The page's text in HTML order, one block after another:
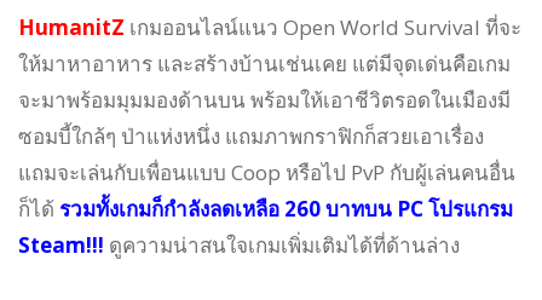
HumanitZ เกมออนไลน์แนว Open World Survival ที่จะ
ให้มาหาอาหาร และสร้างบ้านเช่นเคย แต่มีจุดเด่นคือเกม
จะมาพร้อมมุมมองด้านบน พร้อมให้เอาชีวิตรอดในเมืองมี
ซอมบี้ใกล้ๆ ป่าแห่งหนึ่ง แถมภาพกราฟิกก็สวยเอาเรื่อง
แถมจะเล่นกับเพื่อนแบบ Coop หรือไป PvP กับผู้เล่นคนอื่น
ก็ได้ รวมทั้งเกมก็กำลังลดเหลือ 260 บาทบน PC โปรแกรม
Steam!!! ดูความน่าสนใจเกมเพิ่มเติมได้ที่ด้านล่าง